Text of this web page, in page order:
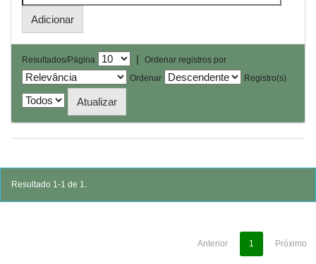
Resultados/Página |
Ordenar registros por
Ordenar
Registro(s)
Resultado 1-1 de 1.
Anterior 1 Próximo